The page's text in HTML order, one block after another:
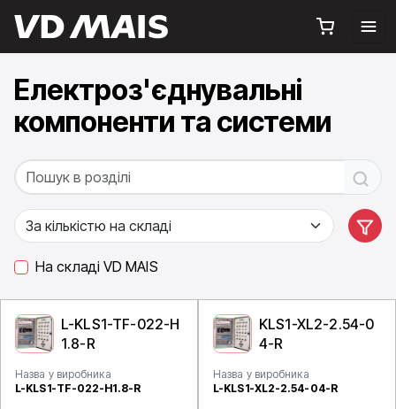
Електроз'єднувальні
компоненти та системи
На складі VD MAIS
L-KLS1-TF-022-H
1.8-R
Назва у виробника
L-KLS1-TF-022-H1.8-R
KLS1-XL2-2.54-0
4-R
Назва у виробника
L-KLS1-XL2-2.54-04-R